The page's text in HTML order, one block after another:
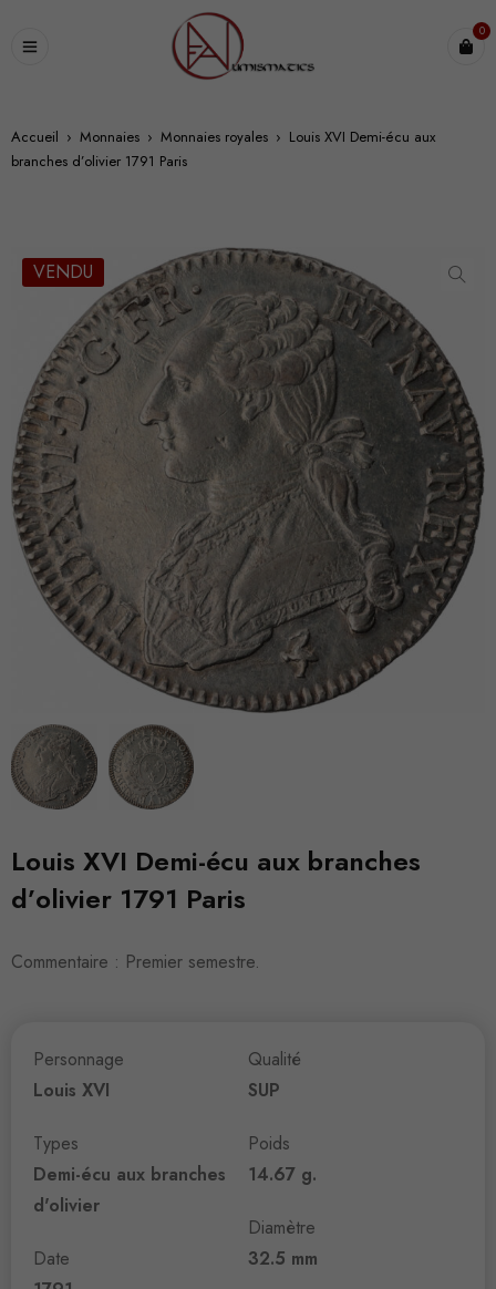
0
Accueil › Monnaies › Monnaies royales › Louis XVI Demi-écu aux
branches d’olivier 1791 Paris
VENDU
Louis XVI Demi-écu aux branches
d’olivier 1791 Paris
Commentaire : Premier semestre.
Personnage
Louis XVI
Types
Demi-écu aux branches
d'olivier
Date
Qualité
SUP
Poids
14.67 g.
Diamètre
32.5 mm